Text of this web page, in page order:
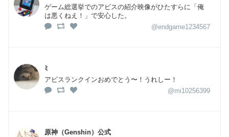
ゲーム総選挙でのアビスの紹介映像がひたすらに「俺
は悪くねえ！」で安心した。
@endgame1234567
ﾐ
アビスランクインおめでとう〜！うれしー！
@mi10256399
原神（Genshin）公式